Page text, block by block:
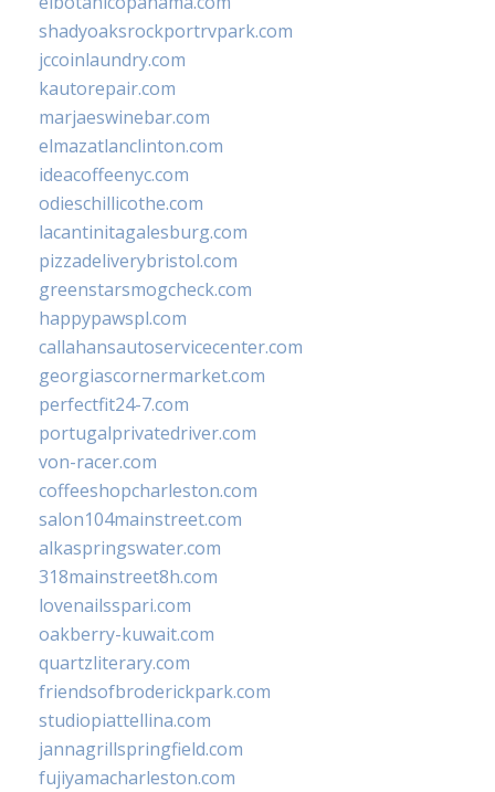
shadyoaksrockportrvpark.com
jccoinlaundry.com
kautorepair.com
marjaeswinebar.com
elmazatlanclinton.com
ideacoffeenyc.com
odieschillicothe.com
lacantinitagalesburg.com
pizzadeliverybristol.com
greenstarsmogcheck.com
happypawspl.com
callahansautoservicecenter.com
georgiascornermarket.com
perfectfit24-7.com
portugalprivatedriver.com
von-racer.com
coffeeshopcharleston.com
salon104mainstreet.com
alkaspringswater.com
318mainstreet8h.com
lovenailsspari.com
oakberry-kuwait.com
quartzliterary.com
friendsofbroderickpark.com
studiopiattellina.com
jannagrillspringfield.com
fujiyamacharleston.com